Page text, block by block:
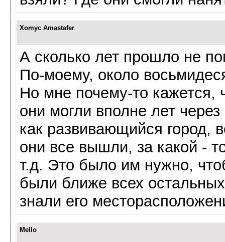
Xomyc Amastafer
А сколько лет прошло не
По-моему, около
Но мне почему-то кажется,
они могли вполне лет
как развивающийся город,
они все вышли, за какой -
т.д. Это было им нужно,
были ближе всех
знали его
Mello